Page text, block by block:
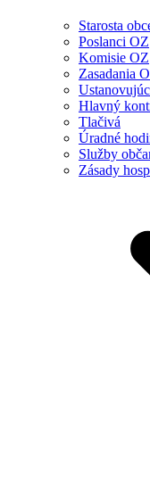
Starosta
Poslanci OZ
Komisie OZ
Zasadania
Hlavný
Tlačivá
Úradné
Služby
Zásady